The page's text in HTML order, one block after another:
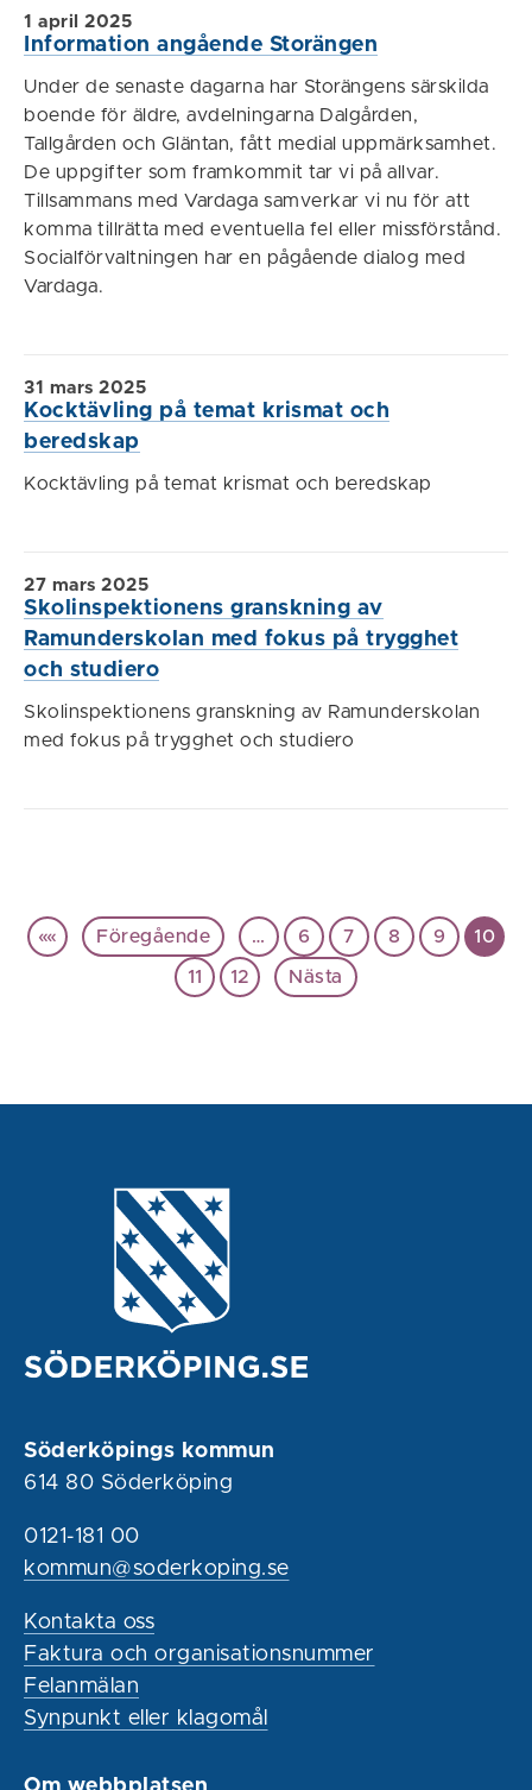
Information angående Storängen
1 april 2025
Under de senaste dagarna har Storängens särskilda
boende för äldre, avdelningarna Dalgården,
Tallgården och Gläntan, fått medial uppmärksamhet.
De uppgifter som framkommit tar vi på allvar.
Tillsammans med Vardaga samverkar vi nu för att
komma tillrätta med eventuella fel eller missförstånd.
Socialförvaltningen har en pågående dialog med
Vardaga.
Kocktävling på temat krismat och
beredskap
31 mars 2025
Kocktävling på temat krismat och beredskap
Skolinspektionens granskning av
Ramunderskolan med fokus på trygghet
och studiero
27 mars 2025
Skolinspektionens granskning av Ramunderskolan
med fokus på trygghet och studiero
«« Föregående … 6 7 8 9 10
11 12 Nästa
Söderköpings kommun
614 80 Söderköping
0121-181 00
kommun@soderkoping.se
Kontakta oss
Faktura och organisationsnummer
Felanmälan
Synpunkt eller klagomål